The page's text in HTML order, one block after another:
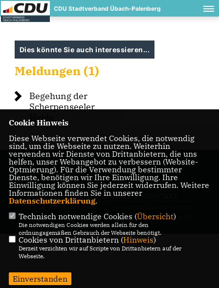
CDU Stadtverband Übach-Palenberg
Dies könnte Sie auch interessieren...
Meldungen (1)
Begehung der
Scherpenseeler
Heide
IMPRESSUM DATENSCHUTZ
@2026 CDU Stadtverband
Übach-Palenberg
Alle Rechte vorbehalten.
GmbH & Co. KG
Cookie Hinweis
Diese Webseite verwendet Cookies, die notwendig
sind, um die Webseite zu nutzen. Weiterhin
verwenden wir Dienste von Drittanbietern, die uns
helfen, unser Webangebot zu verbessern (Website-
Optmierung). Für die Verwendung bestimmter
Dienste, benötigen wir Ihre Einwilligung. Ihre
Einwilligung können Sie jederzeit widerrufen. Weitere
Informationen finden Sie in unserer
Datenschutzerklärung.
Technisch notwendige Cookies (Übersicht)
Die notwendigen Cookies werden allein für den
ordnungsgemäßen Gebrauch der Webseite benötigt.
Cookies von Drittanbietern (Hinweis)
Derzeit verzichten wir auf Scripte von Drittanbietern auf der
Webseite.
Einverstanden